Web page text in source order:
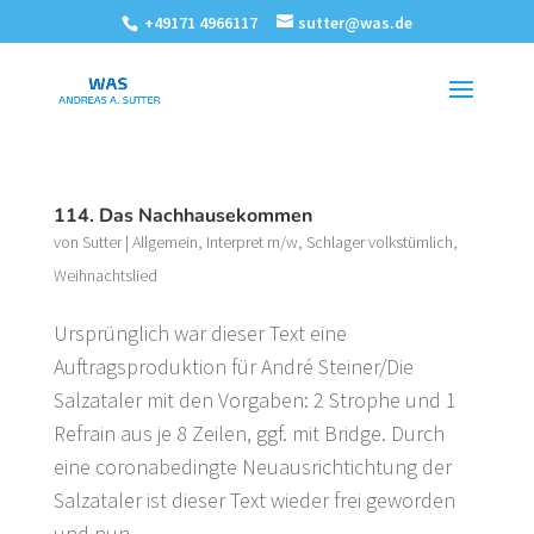
+49171 4966117 sutter@was.de
114. Das Nachhausekommen
von Sutter| Allgemein, Interpret m/w, Schlager volkstümlich,
Weihnachtslied
Ursprünglich war dieser Text eine
Auftragsproduktion für André Steiner/Die
Salzataler mit den Vorgaben: 2 Strophe und 1
Refrain aus je 8 Zeilen, ggf. mit Bridge. Durch
eine coronabedingte Neuausrichtichtung der
Salzataler ist dieser Text wieder frei geworden